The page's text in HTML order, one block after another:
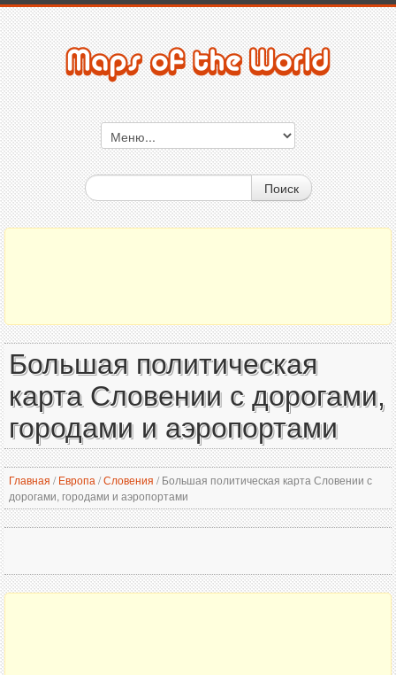
Поиск
Большая политическая
карта Словении с дорогами,
городами и аэропортами
Главная / Европа /Словения /Большая политическая карта Словении с
дорогами, городами и аэропортами